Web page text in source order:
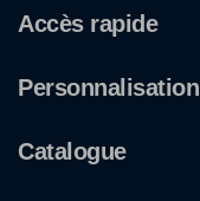
Accès rapide
Catalogue